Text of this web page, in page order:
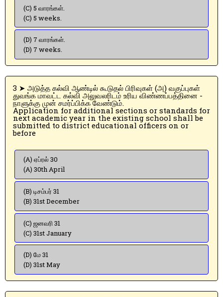
(C) 5 வாரங்கள்.
(C) 5 weeks.
(D) 7 வாரங்கள்.
(D) 7 weeks.
3 ➤ அடுத்த கல்வி ஆண்டில் கூடுதல் பிரிவுகள் (அ) வகுப்புகள்
துவங்க மாவட்ட கல்வி அலுவலரிடம் உரிய விண்ணப்பத்தினை -
நாளுக்கு முன் சமர்ப்பிக்க வேண்டும்.
Application for additional sections or standards for
next academic year in the existing school shall be
submitted to district educational officers on or
before
(A) ஏப்ரல் 30
(A) 30th April
(B) டிசம்பர் 31
(B) 31st December
(C) ஜனவரி 31
(C) 31st January
(D) மே 31
(D) 31st May